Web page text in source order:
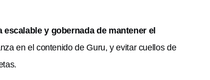
escalable y gobernada de mantener el
en el contenido de Guru, y evitar cuellos de